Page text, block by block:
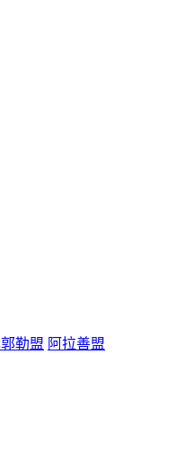
勒盟 阿拉善盟